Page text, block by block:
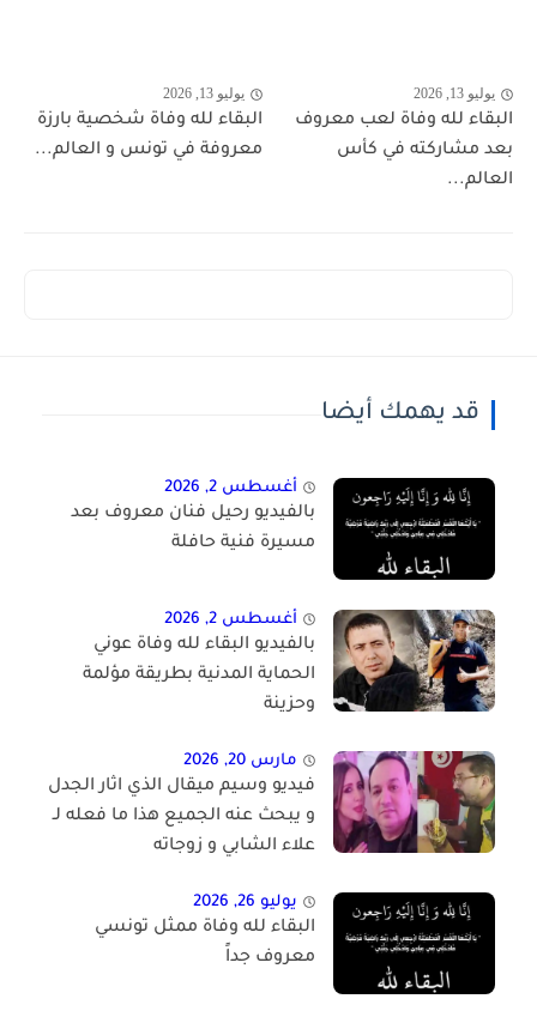
يوليو 13, 2026
البقاء لله وفاة لعب معروف
بعد مشاركته في كأس
العالم...
يوليو 13, 2026
البقاء لله وفاة شخصية بارزة
معروفة في تونس و العالم...
قد يهمك أيضا
أغسطس 2, 2026
بالفيديو رحيل فنان معروف بعد
مسيرة فنية حافلة
أغسطس 2, 2026
بالفيديو البقاء لله وفاة عوني
الحماية المدنية بطريقة مؤلمة
وحزينة
مارس 20, 2026
فيديو وسيم ميقال الذي اثار الجدل
و يبحث عنه الجميع هذا ما فعله لـ
علاء الشابي و زوجاته
يوليو 26, 2026
البقاء لله وفاة ممثل تونسي
معروف جداً